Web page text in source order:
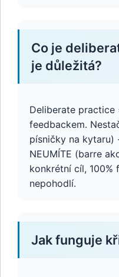
Co je
je důležitá?
Deliberate practice
feedbackem.
písničky na
NEUMÍTE (barre
konkrétní cíl, 100%
nepohodlí.
Jak funguje